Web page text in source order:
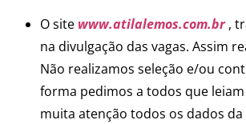
O site www.atilalemos.com.br,
na divulgação das vagas. Assim
Não realizamos seleção e/ou
forma pedimos a todos que
muita atenção todos os dados da